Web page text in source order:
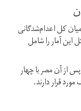
اشاره کرده ۱۶ زن در میان کل اعدام‌شدگانی
آمار را شامل
و پس از آن مصر با چهار
قرار دارند.